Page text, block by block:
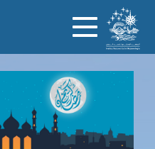
تجاوز
المحتوى
Toggle
navigation